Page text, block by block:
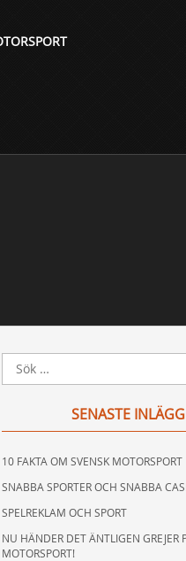
SENASTE
10 FAKTA OM SVENSK MOTORSPORT
SNABBA SPORTER OCH SNABBA
SPELREKLAM OCH SPORT
NU HÄNDER DET ÄNTLIGEN GREJER
MOTORSPORT!